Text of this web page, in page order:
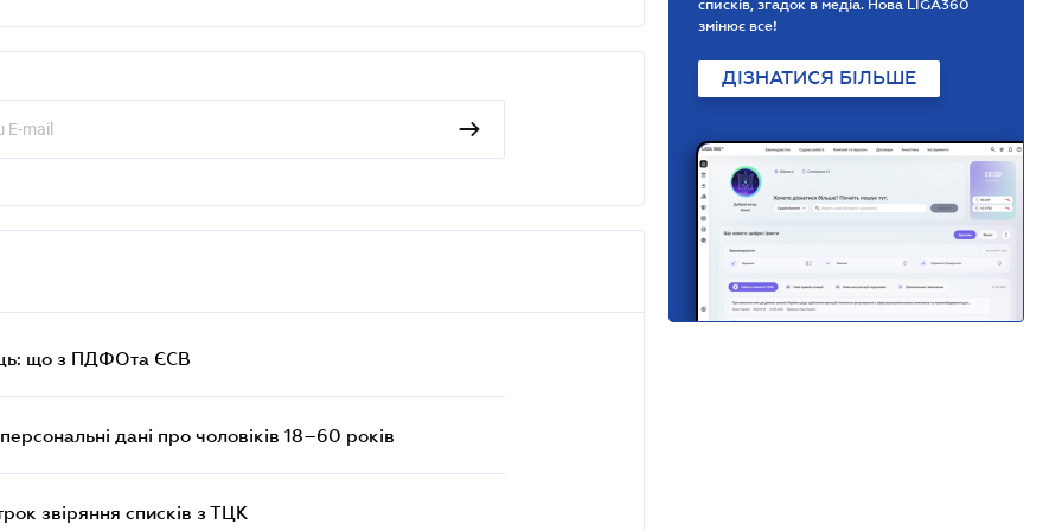
що з ПДФОта ЄСВ
дані про чоловіків 18–60 років
звіряння списків з ТЦК
списків, згадок в медіа. Нова LIGA360
змінює все!
ДІЗНАТИСЯ БІЛЬШЕ